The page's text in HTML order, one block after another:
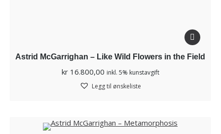
Astrid McGarrighan – Like Wild Flowers in the Field
kr16.800,00 inkl. 5% kunstavgift
Legg til ønskeliste